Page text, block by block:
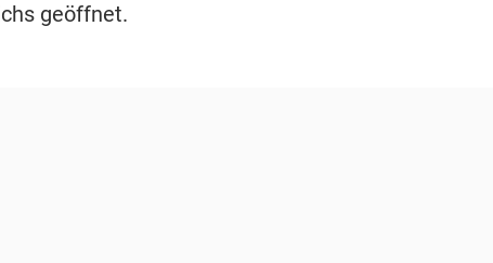
geöffnet.